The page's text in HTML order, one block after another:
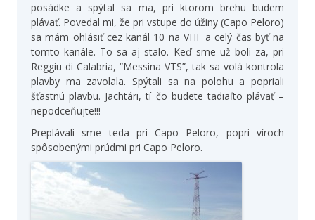
posádke a spýtal sa ma, pri ktorom brehu budem
plávať. Povedal mi, že pri vstupe do úžiny (Capo Peloro)
sa mám ohlásiť cez kanál 10 na VHF a celý čas byť na
tomto kanále. To sa aj stalo. Keď sme už boli za, pri
Reggiu di Calabria, “Messina VTS”, tak sa volá kontrola
plavby ma zavolala. Spýtali sa na polohu a popriali
šťastnú plavbu. Jachtári, tí čo budete tadiaľto plávať –
nepodceňujte!!!
Preplávali sme teda pri Capo Peloro, popri víroch
spôsobenými prúdmi pri Capo Peloro.